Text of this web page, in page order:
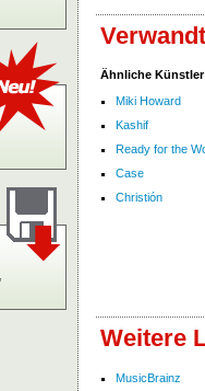
Ähnliche Künstler
Miki Howard
Kashif
Ready for the
Case
Christión
Weitere
MusicBrainz